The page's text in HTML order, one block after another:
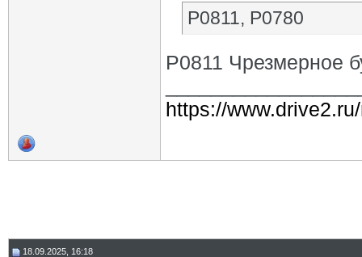
P0811, P0780
P0811 Чрезмерное
https://
18.09.2025, 16:18